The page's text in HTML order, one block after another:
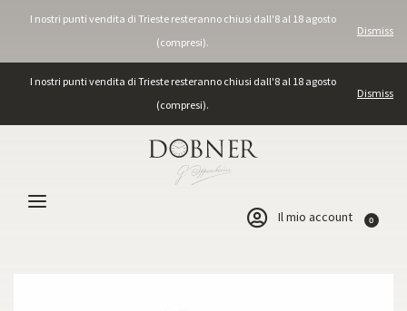
I nostri punti vendita di Trieste resteranno chiusi dall'8 al 18 agosto
(compresi).
Dismiss
I nostri punti vendita di Trieste resteranno chiusi dall'8 al 18 agosto
(compresi).
Dismiss
Il mio account 0